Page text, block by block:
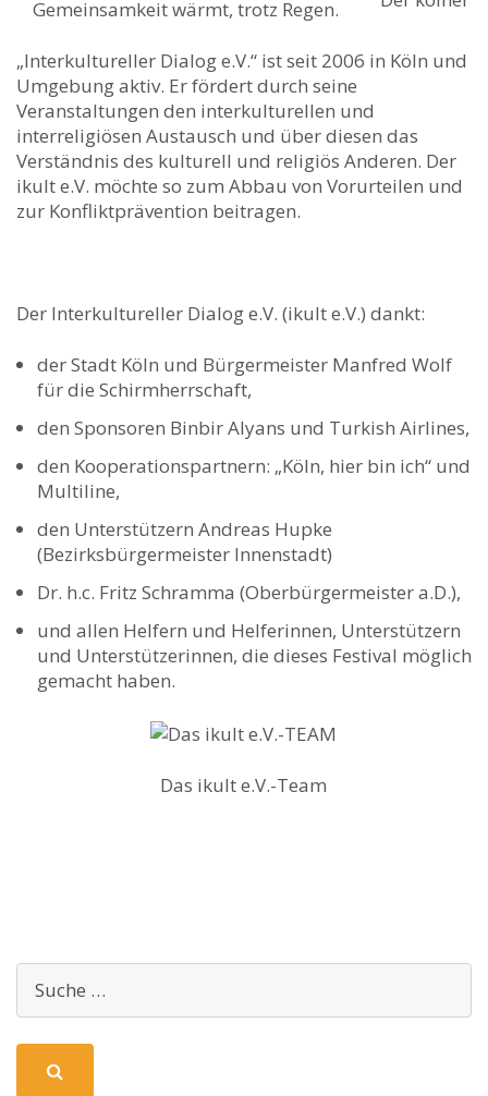
Gemeinsamkeit wärmt, trotz Regen.
„Interkultureller Dialog e.V.“ ist seit 2006 in Köln und
Umgebung aktiv. Er fördert durch seine
Veranstaltungen den interkulturellen und
interreligiösen Austausch und über diesen das
Verständnis des kulturell und religiös Anderen. Der
ikult e.V. möchte so zum Abbau von Vorurteilen und
zur Konfliktprävention beitragen.
Der Interkultureller Dialog e.V. (ikult e.V.) dankt:
der Stadt Köln und Bürgermeister Manfred Wolf
für die Schirmherrschaft,
den Sponsoren Binbir Alyans und Turkish Airlines,
den Kooperationspartnern: „Köln, hier bin ich“ und
Multiline,
den Unterstützern Andreas Hupke
(Bezirksbürgermeister Innenstadt)
Dr. h.c. Fritz Schramma (Oberbürgermeister a.D.),
und allen Helfern und Helferinnen, Unterstützern
und Unterstützerinnen, die dieses Festival möglich
gemacht haben.
Das ikult e.V.-Team